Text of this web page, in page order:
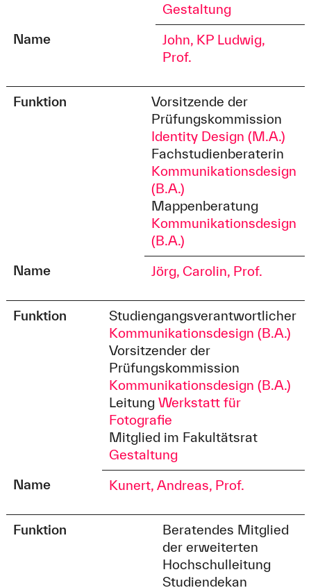
Gestaltung
Name
John, KP Ludwig,
Prof.
Funktion
Vorsitzende der
Prüfungskommission
Identity Design (M.A.)
Fachstudienberaterin
Kommunikationsdesign
(B.A.)
Mappenberatung
Kommunikationsdesign
(B.A.)
Name
Jörg, Carolin, Prof.
Funktion
Studiengangsverantwortlicher
Kommunikationsdesign (B.A.)
Vorsitzender der
Prüfungskommission
Kommunikationsdesign (B.A.)
LeitungWerkstatt für
Fotografie
Mitglied im Fakultätsrat
Gestaltung
Name
Kunert, Andreas, Prof.
Funktion
Beratendes Mitglied
der erweiterten
Hochschulleitung
Studiendekan